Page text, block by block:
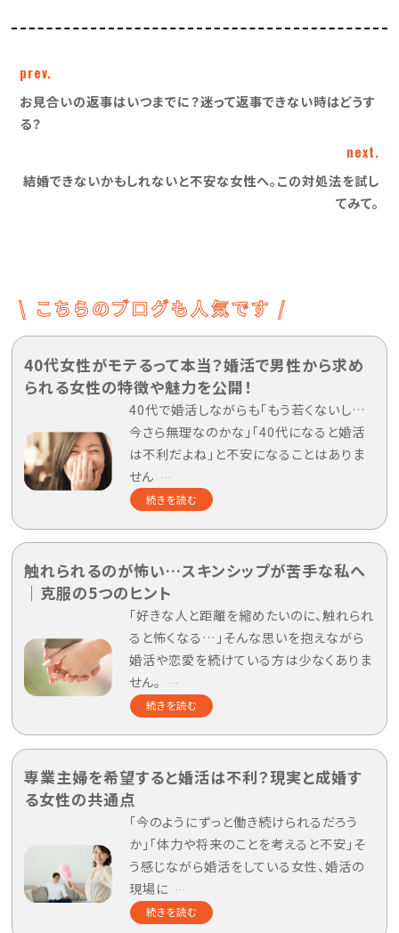
prev.
お見合いの返事はいつまでに？迷って返事できない時はどうす
る？
next.
結婚できないかもしれないと不安な女性へ。この対処法を試し
てみて。
40代女性がモテるって本当？婚活で男性から求め
られる女性の特徴や魅力を公開！
40代で婚活しながらも「もう若くないし…
今さら無理なのかな」「40代になると婚活
は不利だよね」と不安になることはありま
せん
…
続きを読む
触れられるのが怖い…スキンシップが苦手な私へ
｜克服の5つのヒント
「好きな人と距離を縮めたいのに、触れられ
ると怖くなる…」そんな思いを抱えながら
婚活や恋愛を続けている方は少なくありま
せん。
…
続きを読む
専業主婦を希望すると婚活は不利？現実と成婚す
る女性の共通点
「今のようにずっと働き続けられるだろう
か」「体力や将来のことを考えると不安」そ
う感じながら婚活をしている女性、婚活の
現場に
…
続きを読む